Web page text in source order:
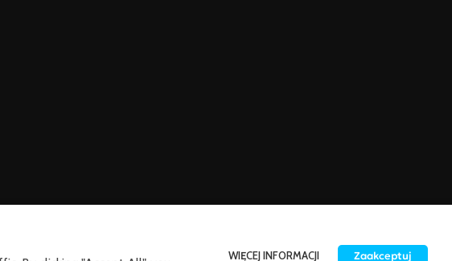
WIĘCEJ INFORMACJI Zaakceptuj